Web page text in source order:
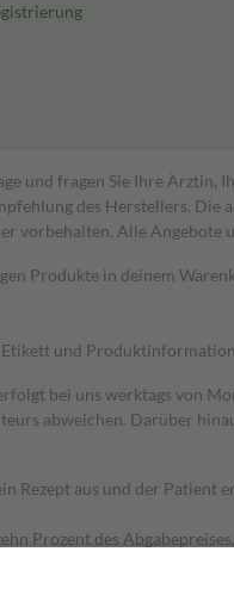
und fragen Sie Ihre
des Herstellers. Die
vorbehalten. Alle Angebote
Produkte in deinem
und
bei uns werktags von
abweichen. Darüber
Rezept aus und der
Prozent des Abgabepreises,